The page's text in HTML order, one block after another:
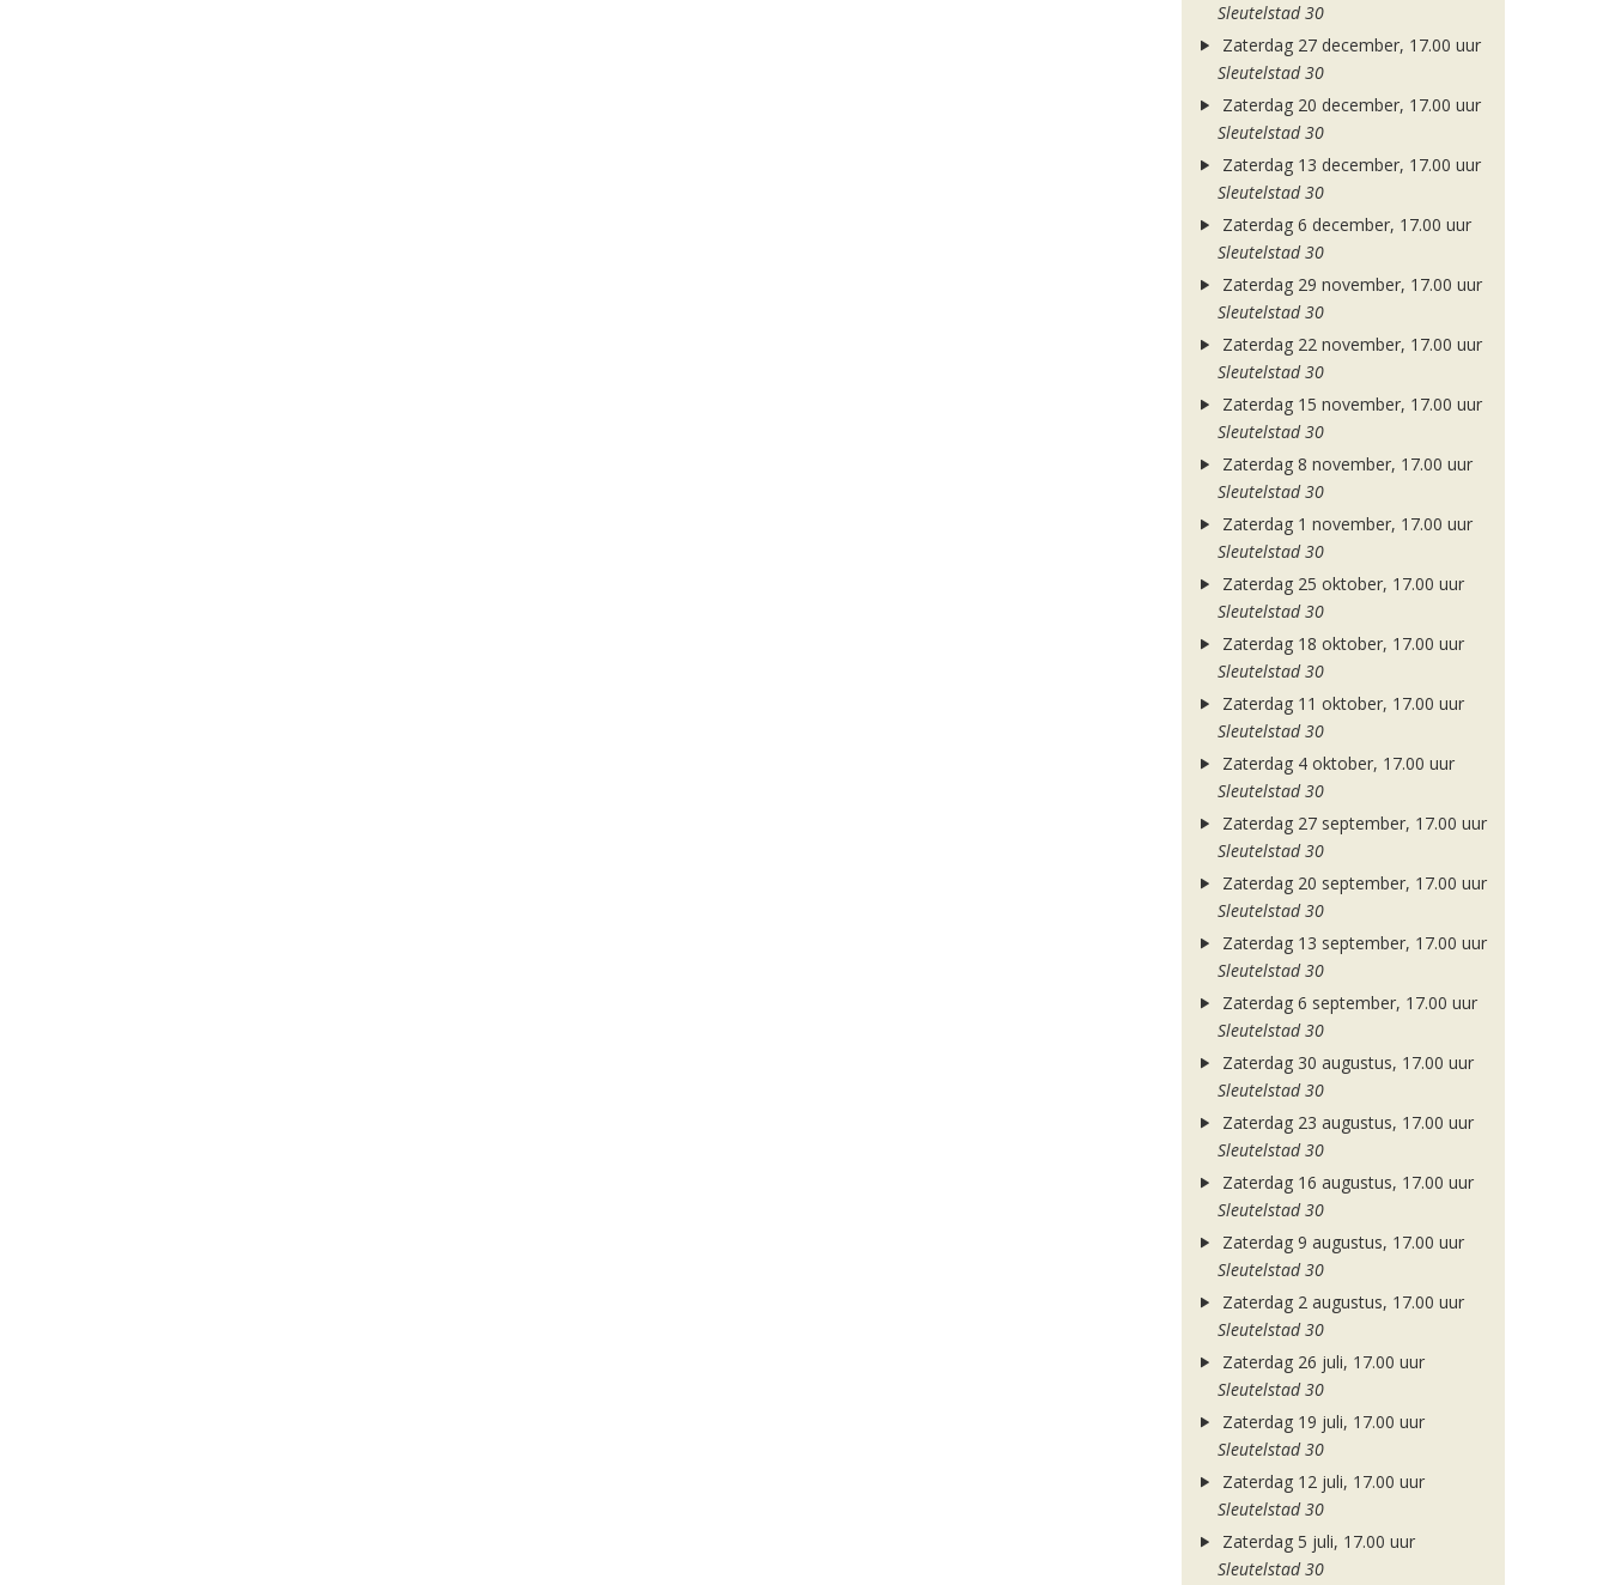
Sleutelstad 30
Zaterdag 27 december, 17.00 uur
Sleutelstad 30
Zaterdag 20 december, 17.00 uur
Sleutelstad 30
Zaterdag 13 december, 17.00 uur
Sleutelstad 30
Zaterdag 6 december, 17.00 uur
Sleutelstad 30
Zaterdag 29 november, 17.00 uur
Sleutelstad 30
Zaterdag 22 november, 17.00 uur
Sleutelstad 30
Zaterdag 15 november, 17.00 uur
Sleutelstad 30
Zaterdag 8 november, 17.00 uur
Sleutelstad 30
Zaterdag 1 november, 17.00 uur
Sleutelstad 30
Zaterdag 25 oktober, 17.00 uur
Sleutelstad 30
Zaterdag 18 oktober, 17.00 uur
Sleutelstad 30
Zaterdag 11 oktober, 17.00 uur
Sleutelstad 30
Zaterdag 4 oktober, 17.00 uur
Sleutelstad 30
Zaterdag 27 september, 17.00 uur
Sleutelstad 30
Zaterdag 20 september, 17.00 uur
Sleutelstad 30
Zaterdag 13 september, 17.00 uur
Sleutelstad 30
Zaterdag 6 september, 17.00 uur
Sleutelstad 30
Zaterdag 30 augustus, 17.00 uur
Sleutelstad 30
Zaterdag 23 augustus, 17.00 uur
Sleutelstad 30
Zaterdag 16 augustus, 17.00 uur
Sleutelstad 30
Zaterdag 9 augustus, 17.00 uur
Sleutelstad 30
Zaterdag 2 augustus, 17.00 uur
Sleutelstad 30
Zaterdag 26 juli, 17.00 uur
Sleutelstad 30
Zaterdag 19 juli, 17.00 uur
Sleutelstad 30
Zaterdag 12 juli, 17.00 uur
Sleutelstad 30
Zaterdag 5 juli, 17.00 uur
Sleutelstad 30